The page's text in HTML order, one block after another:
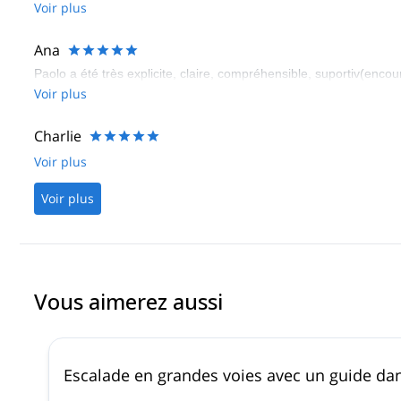
Voir plus
Ana
Paolo a été très explicite, claire, compréhensible,
Voir plus
Charlie
Voir plus
Voir plus
Vous aimerez aussi
Escalade en grandes voies avec un guide